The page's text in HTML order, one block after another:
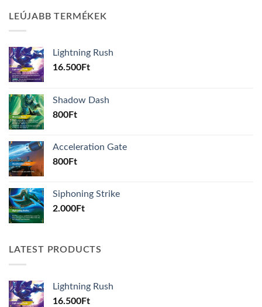
LEÚJABB TERMÉKEK
Lightning Rush
16.500Ft
Shadow Dash
800Ft
Acceleration Gate
800Ft
Siphoning Strike
2.000Ft
LATEST PRODUCTS
Lightning Rush
16.500Ft